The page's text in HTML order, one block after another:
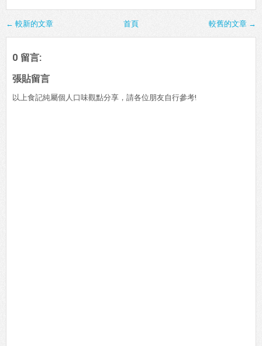
← 較新的文章 較舊的文章 →
首頁
0 留言:
張貼留言
以上食記純屬個人口味觀點分享，請各位朋友自行參考!